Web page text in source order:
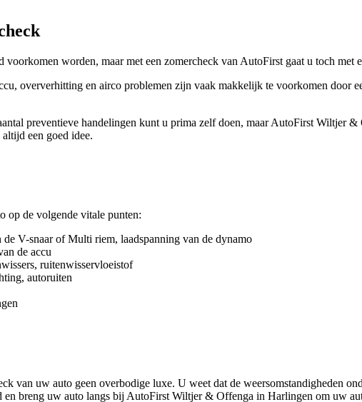
worden, maar met een zomercheck van AutoFirst gaat u toch met
oververhitting en airco problemen zijn vaak makkelijk te voorkomen door
preventieve handelingen kunt u prima zelf doen, maar AutoFirst Wiltjer
een goed idee.
op de volgende vitale punten:
V-snaar of Multi riem, laadspanning van de dynamo
de accu
ruitenwisservloeistof
autoruiten
van uw auto geen overbodige luxe. U weet dat de weersomstandigheden
breng uw auto langs bij AutoFirst Wiltjer & Offenga in Harlingen om uw